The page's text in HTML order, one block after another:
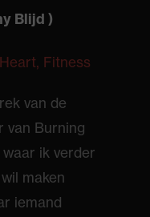
Blijd )
van de
van Burning
ik verder
maken
iemand